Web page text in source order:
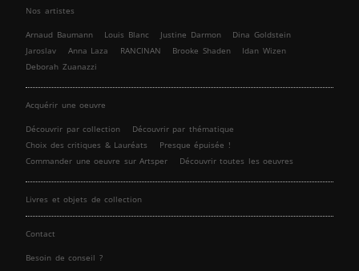
Nos artistes
Arnaud Baumann Louis Blanc Justine Darmon
Dina Goldstein
Jaroslav
Anna Laza RANCINAN Brooke Shaden
Idan Wizen
Deborah Zuanazzi
Acquérir une oeuvre
Découvrir par collection
Découvrir par thématique
Choix des critiques & Lauréats
Presque épuisée !
Commander une oeuvre sur Artsper
Découvrir toutes les oeuvres
Livres et objets de collection
Contact
Besoin de conseil ?